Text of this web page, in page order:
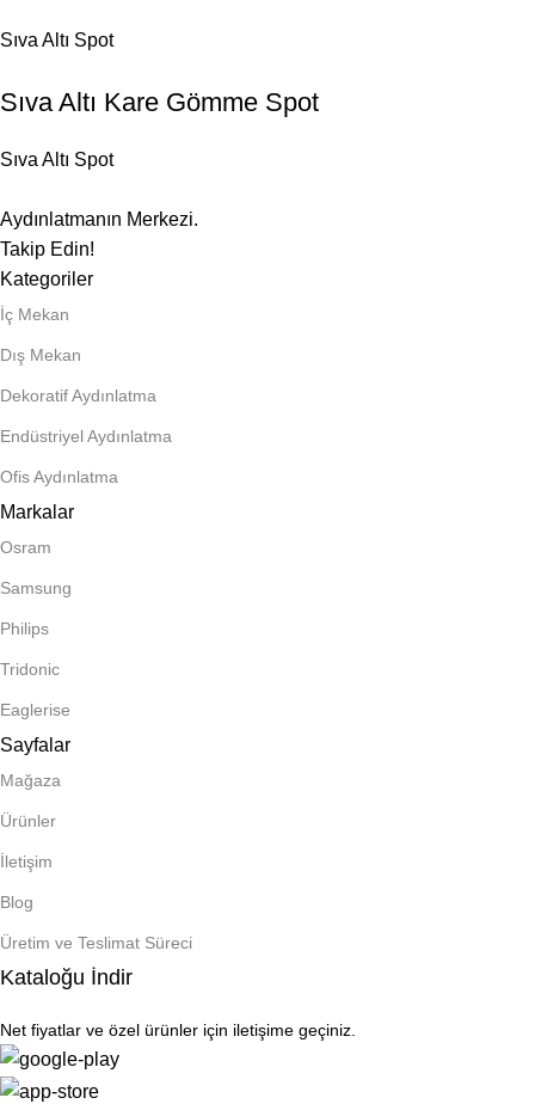
Sıva Altı Spot
Sıva Altı Kare Gömme Spot
Sıva Altı Spot
Aydınlatmanın Merkezi.
Takip Edin!
Kategoriler
İç Mekan
Dış Mekan
Dekoratif Aydınlatma
Endüstriyel Aydınlatma
Ofis Aydınlatma
Markalar
Osram
Samsung
Philips
Tridonic
Eaglerise
Sayfalar
Mağaza
Ürünler
İletişim
Blog
Üretim ve Teslimat Süreci
Kataloğu İndir
Net fiyatlar ve özel ürünler için iletişime geçiniz.